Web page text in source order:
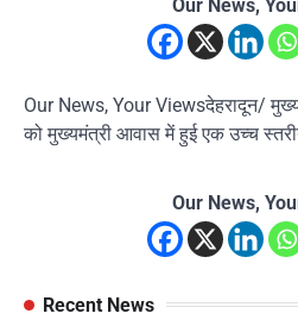
Our News,
Our News, Your Viewsदेहरादून/
को मुख्यमंत्री आवास में हुई एक उच्च
Our News,
Recent News